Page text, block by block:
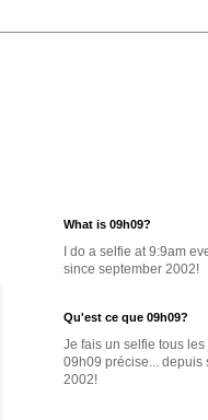
What is 09h09?
I do a selfie at 9:9am
since september 2002!
Qu'est ce que 09h09?
Je fais un selfie tous les
09h09 précise... depuis
2002!